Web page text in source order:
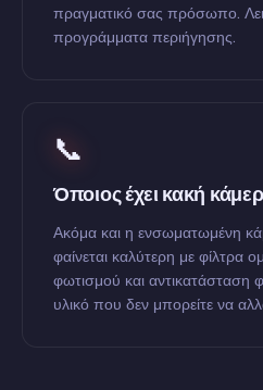
πραγματικό σας πρόσωπο.
προγράμματα περιήγησης.
📞
Όποιος έχει κακή
Ακόμα και η ενσωματωμένη
φαίνεται καλύτερη με φίλτρα
φωτισμού και αντικατάσταση
υλικό που δεν μπορείτε να